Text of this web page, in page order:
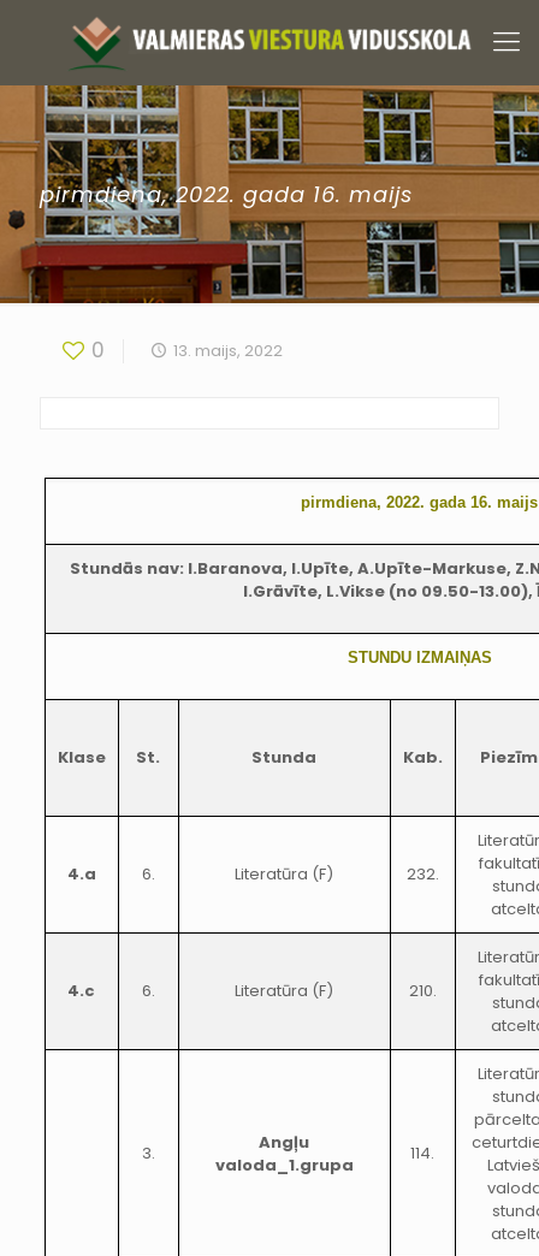
pirmdiena, 2022. gada 16. maijs
0 13. maijs, 2022
pirmdiena, 2022. gada 16. maijs
Stundās nav: I.Baranova, I.Upīte, A.Upīte-Markuse,
I.Grāvīte, L.Vikse (no 09.50-13.00),
STUNDU IZMAIŅAS
Klase St. Stunda Kab.
4.a 6. Literatūra (F) 232.
4.c 6. Literatūra (F) 210.
3.
Angļu
valoda_1.grupa
114.